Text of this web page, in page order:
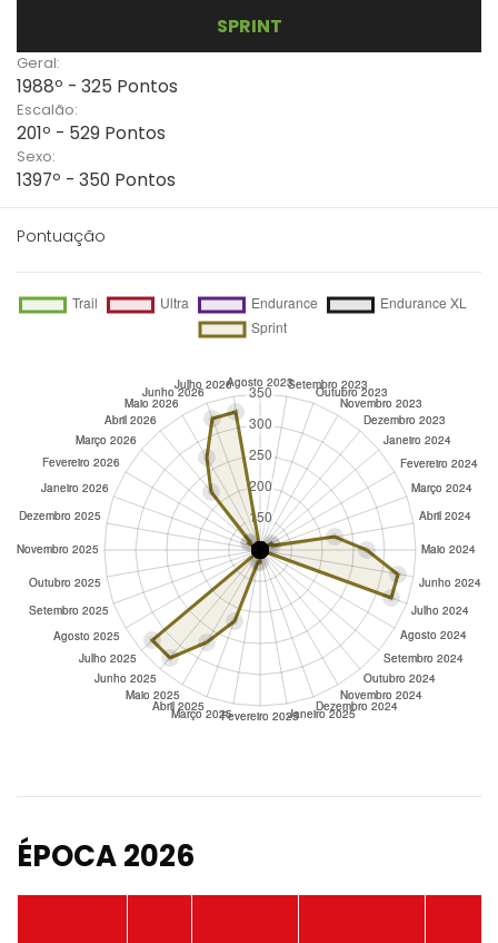
SPRINT
Geral:
1988º - 325 Pontos
Escalão:
201º - 529 Pontos
Sexo:
1397º - 350 Pontos
Pontuação
ÉPOCA 2026